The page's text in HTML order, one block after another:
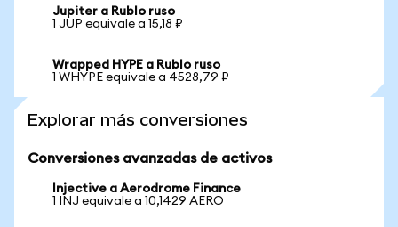
Jupiter a Rublo ruso
1 JUP equivale a 15,18 ₽
Wrapped HYPE a Rublo ruso
1 WHYPE equivale a 4528,79 ₽
Explorar más conversiones
Conversiones avanzadas de activos
Injective a Aerodrome Finance
1 INJ equivale a 10,1429 AERO